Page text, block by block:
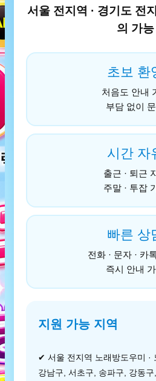
서울 전지역 · 경기도 전
의 가능
초보 환
처음도 안내
부담 없이
시간 자
출근 · 퇴근
주말 · 투잡
빠른 상
전화 · 문자 · 카
즉시 안내
지원 가능 지역
✔ 서울 전지역 노래방도우미 ·
강남구, 서초구, 송파구, 강동